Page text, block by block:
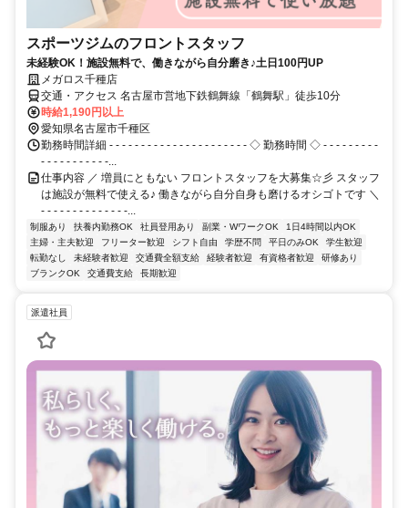
スポーツジムのフロントスタッフ
未経験OK！施設無料で、働きながら自分磨き♪土日100円UP
メガロス千種店
交通・アクセス 名古屋市営地下鉄鶴舞線「鶴舞駅」徒歩10分
時給1,190円以上
愛知県名古屋市千種区
勤務時間詳細 - - - - - - - - - - - - - - - - - - - - - - ◇ 勤務時間 ◇ - - - - - - - - -
- - - - - - - - - - -...
仕事内容 ／ 増員にともない フロントスタッフを大募集☆彡 スタッフ
は施設が無料で使える♪ 働きながら自分自身も磨けるオシゴトです ＼
- - - - - - - - - - - - - -...
制服あり 扶養内勤務OK 社員登用あり 副業・WワークOK
1日4時間以内OK
主婦・主夫歓迎
フリーター歓迎 シフト自由 学歴不問 平日のみOK
学生歓迎
転勤なし
未経験者歓迎 交通費全額支給 経験者歓迎 有資格者歓迎
研修あり
ブランクOK
交通費支給 長期歓迎
派遣社員